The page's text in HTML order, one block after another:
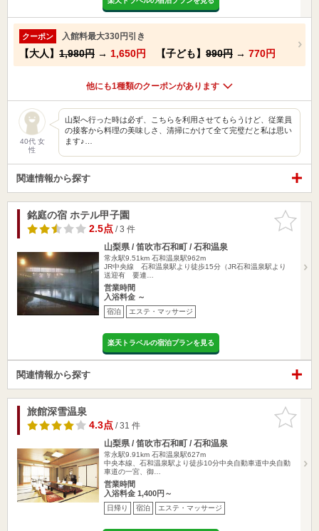
クーポン 入館料最大330円引き
【大人】 1,980円 → 1,650円 【子ども】 990円 → 770円
他にも1種類のクーポンがあります
40代 女
性
山梨へ行った時は必ず、こちらを利用させてもらうけど、従業員
の接客から料理の美味しさ、清掃にかけて全て完璧だと私は思い
ます♪…
関連情報から探す
お気に入
りに追加
銘庭の宿 ホテル甲子園
2.5点/ 3 件
山梨県 / 笛吹市石和町 / 石和温泉
常永駅9.51km 石和温泉駅962m
JR中央線 石和温泉駅より徒歩15分（JR石和温泉駅より
送迎有 要連…
営業時間
入浴料金 ～
宿泊 エステ・マッサージ
楽天トラベルの宿泊プランを見る
関連情報から探す
お気に入
りに追加
旅館深雪温泉
4.3点/ 31 件
山梨県 / 笛吹市石和町 / 石和温泉
常永駅9.91km 石和温泉駅627m
中央本線、石和温泉駅より徒歩10分中央自動車道中央自動
車道の一宮、御…
営業時間
入浴料金 1,400円～
日帰り 宿泊 エステ・マッサージ